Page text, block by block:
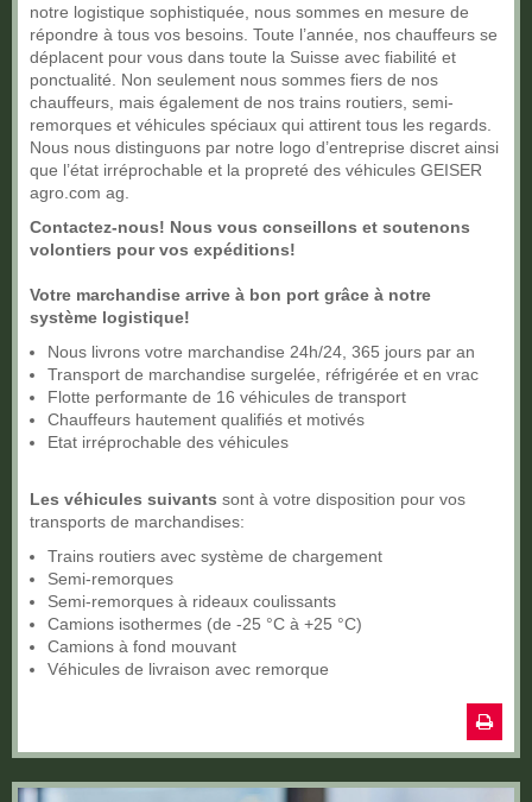
notre logistique sophistiquée, nous sommes en mesure de
répondre à tous vos besoins. Toute l’année, nos chauffeurs se
déplacent pour vous dans toute la Suisse avec fiabilité et
ponctualité. Non seulement nous sommes fiers de nos
chauffeurs, mais également de nos trains routiers, semi-
remorques et véhicules spéciaux qui attirent tous les regards.
Nous nous distinguons par notre logo d’entreprise discret ainsi
que l’état irréprochable et la propreté des véhicules GEISER
agro.com ag.
Contactez-nous! Nous vous conseillons et soutenons
volontiers pour vos expéditions!
Votre marchandise arrive à bon port grâce à notre
système logistique!
Nous livrons votre marchandise 24h/24, 365 jours par an
Transport de marchandise surgelée, réfrigérée et en vrac
Flotte performante de 16 véhicules de transport
Chauffeurs hautement qualifiés et motivés
Etat irréprochable des véhicules
Les véhicules suivants sont à votre disposition pour vos
transports de marchandises:
Trains routiers avec système de chargement
Semi-remorques
Semi-remorques à rideaux coulissants
Camions isothermes (de -25 °C à +25 °C)
Camions à fond mouvant
Véhicules de livraison avec remorque